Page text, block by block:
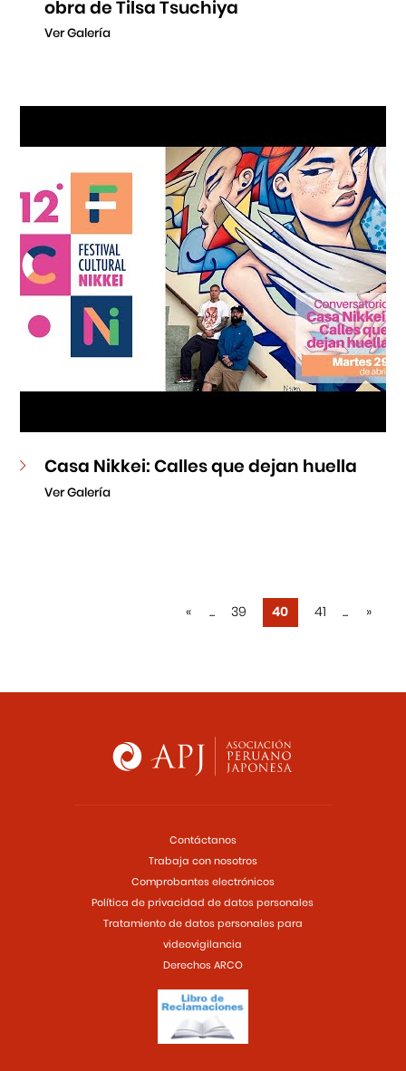
obra de Tilsa Tsuchiya
Ver Galería
Casa Nikkei: Calles que dejan huella
Ver Galería
« ... 39 40 41 ... »
Contáctanos
Trabaja con nosotros
Comprobantes electrónicos
Política de privacidad de datos personales
Tratamiento de datos personales para
videovigilancia
Derechos ARCO